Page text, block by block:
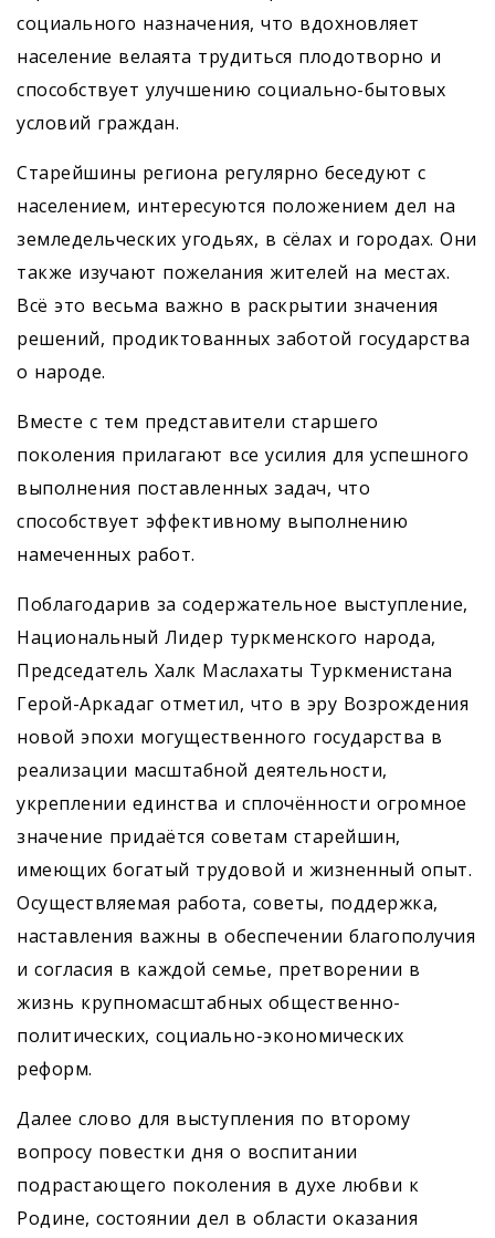
социального назначения, что вдохновляет
население велаята трудиться плодо­творно и
способствует улучшению социально-бытовых
условий граждан.
Старейшины региона регулярно беседуют с
населением, интересуются положением дел на
земледельческих угодьях, в сёлах и городах. Они
также изучают пожелания жителей на местах.
Всё это весьма важно в раскрытии значения
решений, продиктованных заботой государства
о народе.
Вместе с тем представители старшего
поколения прилагают все усилия для успешного
выполнения поставленных задач, что
способствует эффективному выполнению
намеченных работ.
Поблагодарив за содержательное выступление,
Национальный Лидер туркменского народа,
Председатель Халк Маслахаты Туркменистана
Герой-Аркадаг отметил, что в эру Возрождения
новой эпохи могущественного государства в
реализации масштабной деятельности,
укреплении единства и сплочённости огромное
значение придаётся советам старейшин,
имеющих богатый трудовой и жизненный опыт.
Осуществляемая работа, советы, поддержка,
наставления важны в обеспечении благополучия
и согласия в каждой семье, претворении в
жизнь крупномасштабных общественно-
политических, социально-экономических
реформ.
Далее слово для выступления по второму
вопросу повестки дня о воспитании
подрастающего поколения в духе любви к
Родине, состоянии дел в области оказания